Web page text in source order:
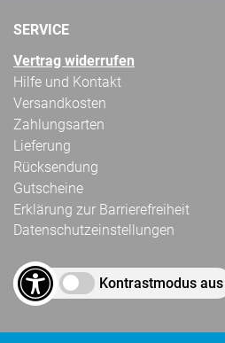
SERVICE
Vertrag widerrufen
Hilfe und Kontakt
Versandkosten
Zahlungsarten
Lieferung
Rücksendung
Gutscheine
Erklärung zur Barrierefreiheit
Datenschutzeinstellungen
Kontrastmodus aus